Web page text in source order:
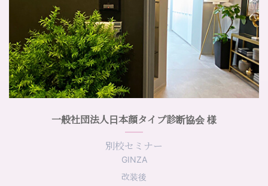
一般社団法人日本顔タイプ診断協会 様
別校セミナー
GINZA
改装後